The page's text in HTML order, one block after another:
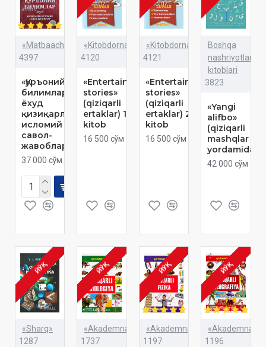
«Matbaachi»
4397
«Қуръоний
билимлар
ёхуд
қизиқарли
исломий
савол-
жавоблар»
37 000 сўм
«Kitobdornashr»
4120
«Entertaining
stories»‎
(qiziqarli
ertaklar) 1-
kitob
16 500 сўм
«Kitobdornashr»
4121
«Entertaining
stories»‎
(qiziqarli
ertaklar) 2-
kitob
16 500 сўм
Boshqa
nashriyotlar
kitoblari
3823
«Yangi
alifbo»
(qiziqarli
mashqlar
yordamida)
42 000 сўм
ЙЎҚ
«Sharq»
1287
ЙЎҚ
«Akademnashr»
1737
ЙЎҚ
«Akademnashr»
1197
ЙЎҚ
1196